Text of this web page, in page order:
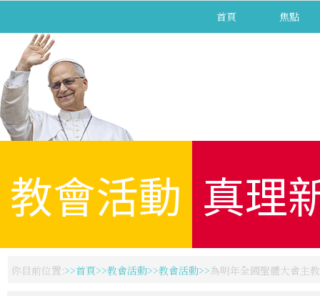
首頁 焦點
教會活動 真理
你目前位置: 首頁 教會活動 教會活動 為明年全國聖體大會主